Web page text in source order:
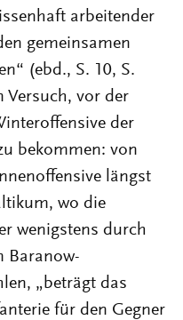
arbeitender
gemeinsamen
(ebd., S. 10, S.
Versuch, vor der
der
bekommen: von
längst
wo die
wenigstens durch
Baranow-
„beträgt das
für den Gegner